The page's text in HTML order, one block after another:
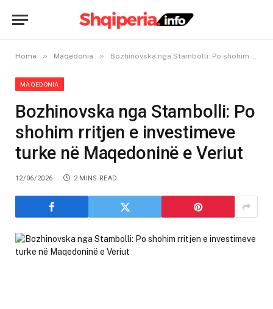
Home » Maqedonia » Bozhinovska nga Stambolli: Po shohim rritjen e investimeve turke në Maqedoninë e Veriut
MAQEDONIA
Bozhinovska nga Stambolli: Po
shohim rritjen e investimeve
turke në Maqedoninë e Veriut
12/06/2026 2 MINS READ